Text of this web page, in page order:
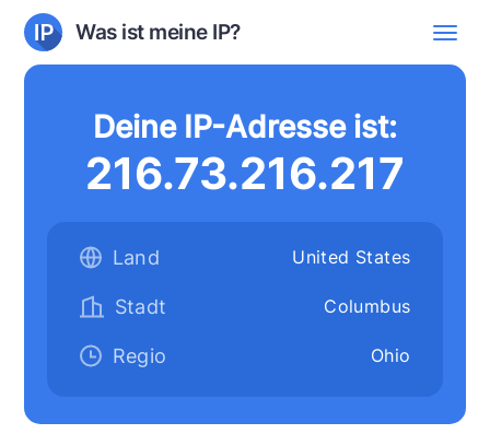
Deine IP-Adresse ist:
216.73.216.217
Land United States
Stadt Columbus
Regio Ohio
Was ist meine IP?